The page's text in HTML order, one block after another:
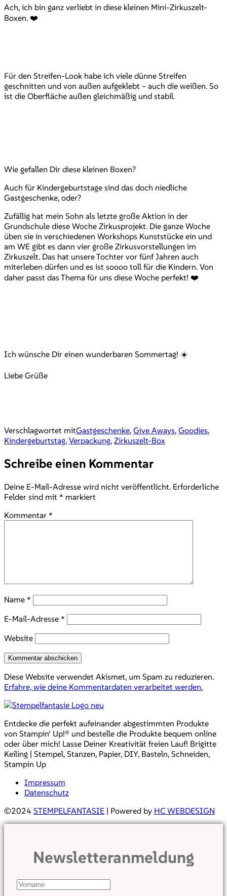
Ach, ich bin ganz verliebt in diese kleinen Mini-Zirkuszelt-
Boxen. ❤️
Für den Streifen-Look habe ich viele dünne Streifen
geschnitten und von außen aufgeklebt – auch die weißen. So
ist die Oberfläche außen gleichmäßig und stabil.
Wie gefallen Dir diese kleinen Boxen?
Auch für Kindergeburtstage sind das doch niedliche
Gastgeschenke, oder?
Zufällig hat mein Sohn als letzte große Aktion in der
Grundschule diese Woche Zirkusprojekt. Die ganze Woche
üben sie in verschiedenen Workshops Kunststücke ein und
am WE gibt es dann vier große Zirkusvorstellungen im
Zirkuszelt. Das hat unsere Tochter vor fünf Jahren auch
miterleben dürfen und es ist soooo toll für die Kindern. Von
daher passt das Thema für uns diese Woche perfekt! ❤️
Ich wünsche Dir einen wunderbaren Sommertag! ☀️
Liebe Grüße
Verschlagwortet mitGastgeschenke, Give Aways, Goodies,
Kindergeburtstag, Verpackung, Zirkuszelt-Box
Schreibe einen Kommentar
Deine E-Mail-Adresse wird nicht veröffentlicht. Erforderliche
Felder sind mit * markiert
Kommentar *
Name *
E-Mail-Adresse *
Website
Diese Website verwendet Akismet, um Spam zu reduzieren.
Erfahre, wie deine Kommentardaten verarbeitet werden.
Entdecke die perfekt aufeinander abgestimmten Produkte
von Stampin‘ Up!® und bestelle die Produkte bequem online
oder über mich! Lasse Deiner Kreativität freien Lauf! Brigitte
Keiling | Stempel, Stanzen, Papier, DIY, Basteln, Schneiden,
Stampin Up
Impressum
Datenschutz
©2024 STEMPELFANTASIE | Powered by HC WEBDESIGN
Newsletteranmeldung